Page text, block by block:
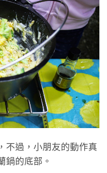
不過，小朋友的動作真
鍋的底部。